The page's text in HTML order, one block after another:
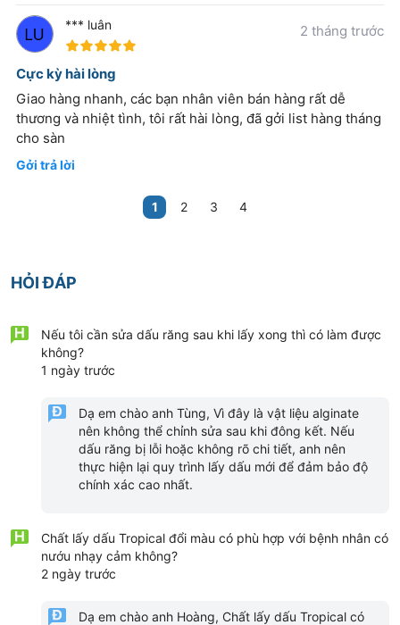
*** luân
2 tháng trước
Cực kỳ hài lòng
Giao hàng nhanh, các bạn nhân viên bán hàng rất dễ
thương và nhiệt tình, tôi rất hài lòng, đã gởi list hàng tháng
cho sàn
Gởi trả lời
1 2 3 4
HỎI ĐÁP
Nếu tôi cần sửa dấu răng sau khi lấy xong thì có làm được
không?
1 ngày trước
Dạ em chào anh Tùng, Vì đây là vật liệu alginate
nên không thể chỉnh sửa sau khi đông kết. Nếu
dấu răng bị lỗi hoặc không rõ chi tiết, anh nên
thực hiện lại quy trình lấy dấu mới để đảm bảo độ
chính xác cao nhất.
Chất lấy dấu Tropical đổi màu có phù hợp với bệnh nhân có
nướu nhạy cảm không?
2 ngày trước
Dạ em chào anh Hoàng, Chất lấy dấu Tropical có